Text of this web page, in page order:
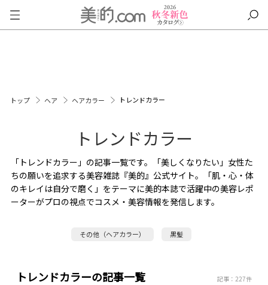
トップ ヘア ヘアカラー トレンドカラー
トレンドカラー
「トレンドカラー」の記事一覧です。「美しくなりたい」女性た
ちの願いを追求する美容雑誌『美的』公式サイト。「肌・心・体
のキレイは自分で磨く」をテーマに美的本誌で活躍中の美容レポ
ーターがプロの視点でコスメ・美容情報を発信します。
その他（ヘアカラー） 黒髪
トレンドカラーの記事一覧 記事：227件